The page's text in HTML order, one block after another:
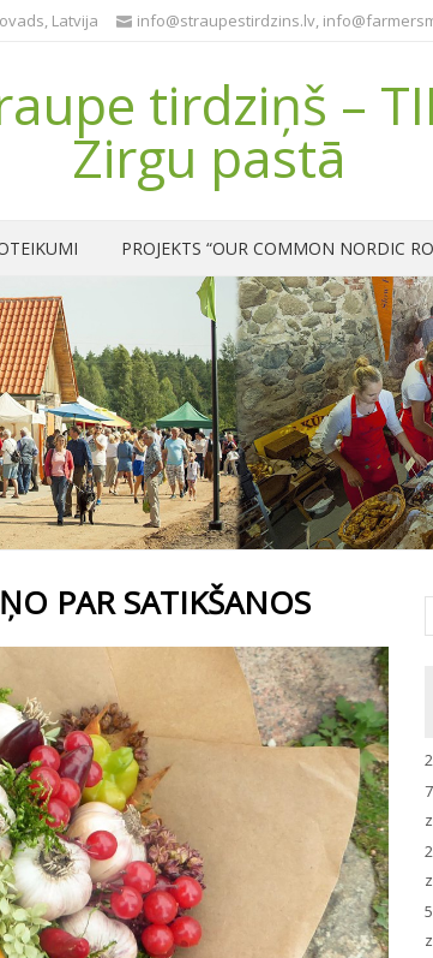
Latvija info@straupestirdzins.lv,
tirdziņš –
Zirgu pastā
PROJEKTS “OUR COMMON NORDIC
PAR SATIKŠANOS